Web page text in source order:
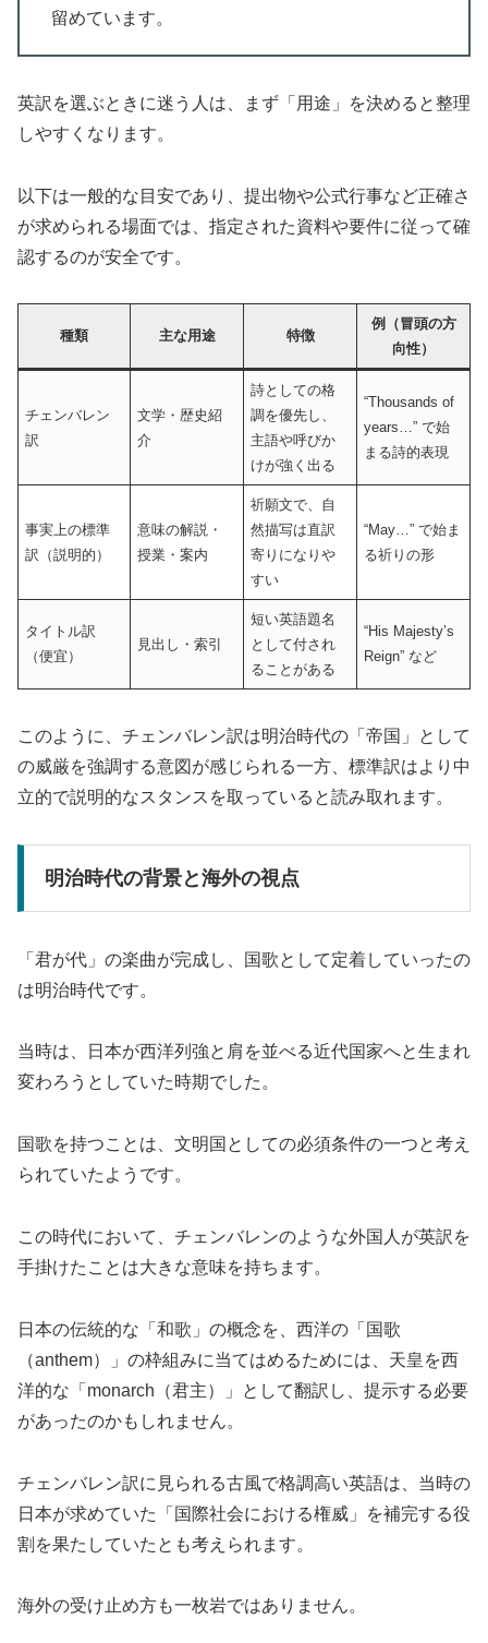
留めています。
英訳を選ぶときに迷う人は、まず「用途」を決めると整理
しやすくなります。
以下は一般的な目安であり、提出物や公式行事など正確さ
が求められる場面では、指定された資料や要件に従って確
認するのが安全です。
種類 主な用途 特徴
例（冒頭の方
向性）
チェンバレン
訳
文学・歴史紹
介
詩としての格
調を優先し、
主語や呼びか
けが強く出る
“Thousands of
years…” で始
まる詩的表現
事実上の標準
訳（説明的）
意味の解説・
授業・案内
祈願文で、自
然描写は直訳
寄りになりや
すい
“May…” で始ま
る祈りの形
タイトル訳
（便宜）
見出し・索引
短い英語題名
として付され
ることがある
“His Majesty’s
Reign” など
このように、チェンバレン訳は明治時代の「帝国」として
の威厳を強調する意図が感じられる一方、標準訳はより中
立的で説明的なスタンスを取っていると読み取れます。
明治時代の背景と海外の視点
「君が代」の楽曲が完成し、国歌として定着していったの
は明治時代です。
当時は、日本が西洋列強と肩を並べる近代国家へと生まれ
変わろうとしていた時期でした。
国歌を持つことは、文明国としての必須条件の一つと考え
られていたようです。
この時代において、チェンバレンのような外国人が英訳を
手掛けたことは大きな意味を持ちます。
日本の伝統的な「和歌」の概念を、西洋の「国歌
（anthem）」の枠組みに当てはめるためには、天皇を西
洋的な「monarch（君主）」として翻訳し、提示する必要
があったのかもしれません。
チェンバレン訳に見られる古風で格調高い英語は、当時の
日本が求めていた「国際社会における権威」を補完する役
割を果たしていたとも考えられます。
海外の受け止め方も一枚岩ではありません。